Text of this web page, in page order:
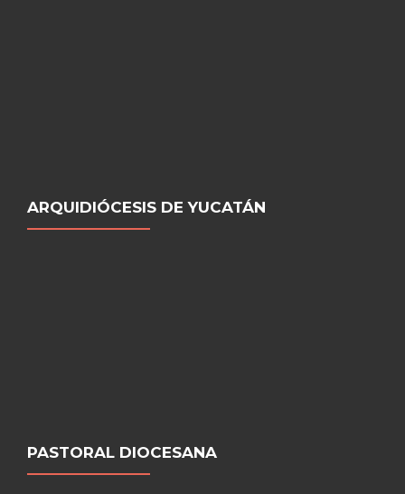
ARQUIDIÓCESIS DE YUCATÁN
PASTORAL DIOCESANA